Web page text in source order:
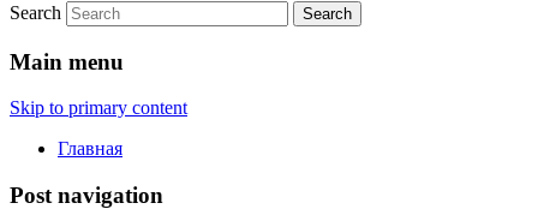
Search
Main menu
Skip to primary content
Главная
Post navigation